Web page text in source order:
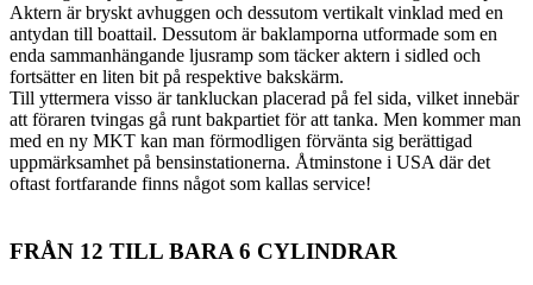
Aktern är bryskt avhuggen och dessutom vertikalt vinklad med en
antydan till boattail. Dessutom är baklamporna utformade som en
enda sammanhängande ljusramp som täcker aktern i sidled och
fortsätter en liten bit på respektive bakskärm.
Till yttermera visso är tankluckan placerad på fel sida, vilket innebär
att föraren tvingas gå runt bakpartiet för att tanka. Men kommer man
med en ny MKT kan man förmodligen förvänta sig berättigad
uppmärksamhet på bensinstationerna. Åtminstone i USA där det
oftast fortfarande finns något som kallas service!
FRÅN 12 TILL BARA 6 CYLINDRAR